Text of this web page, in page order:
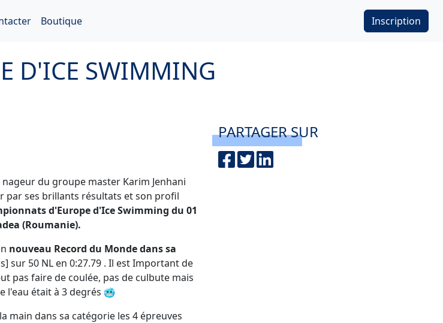
Boutique Inscription
D'ICE SWIMMING
du groupe master Karim Jenhani
par ses brillants résultats et son profil
d'Europe d'Ice Swimming du 01
(Roumanie).
nouveau Record du Monde dans sa
sur 50 NL en 0:27.79 . Il est Important de
pas faire de coulée, pas de culbute mais
l'eau était à 3 degrés
main dans sa catégorie les 4 épreuves
PARTAGER SUR